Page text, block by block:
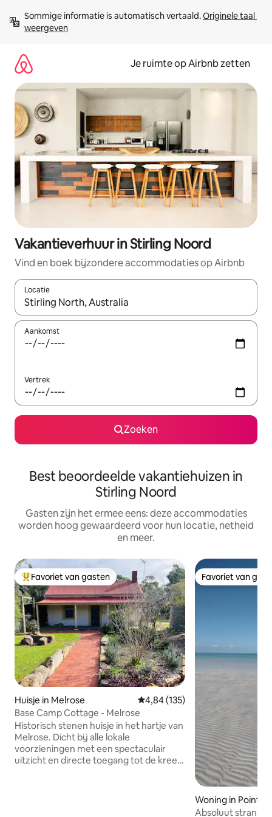
direct
naar
Sommige informatie is automatisch vertaald. Originele taal
weergeven
Je ruimte op Airbnb zetten
Vakantieverhuur in Stirling Noord
Vind en boek bijzondere accommodaties op Airbnb
Locatie
Wanneer er suggesties beschikbaar zijn, maak je een keuze
Aankomst
Vertrek
Zoeken
Best beoordeelde vakantiehuizen in
Stirling Noord
Gasten zijn het ermee eens: deze accommodaties
worden hoog gewaardeerd voor hun locatie, netheid
en meer.
Topfavoriet van gasten
Favoriet van gasten
Huisje in Melrose Gemiddelde beoordeling van
4,84 (135)
Base Camp Cottage - Melrose
Historisch stenen huisje in het hartje van
Melrose. Dicht bij alle lokale
voorzieningen met een spectaculair
uitzicht en directe toegang tot de kreek.
Favoriet van
Favoriet van
Woning in Point
Absoluut